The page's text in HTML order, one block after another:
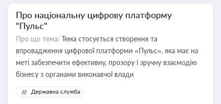
Про національну цифрову платформу
"Пульс"
Про що тема: Тема стосується створення та
впровадження цифрової платформи «Пульс», яка має на
меті забезпечити ефективну, прозору і зручну взаємодію
бізнесу з органами виконавчої влади
Державна служба